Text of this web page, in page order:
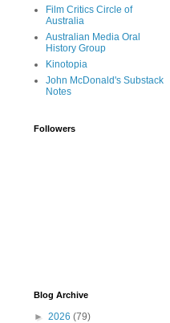
Film Critics Circle of
Australia
Australian Media Oral
History Group
Kinotopia
John McDonald's Substack
Notes
Followers
Blog Archive
► 2026 (79)